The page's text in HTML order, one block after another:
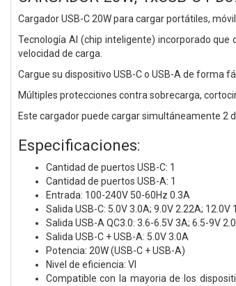
Cargador USB-C 20W para cargar portátiles,
Tecnología AI (chip inteligente) incorporado
velocidad de carga.
Cargue su dispositivo USB-C o USB-A de forma
Múltiples protecciones contra sobrecarga,
Este cargador puede cargar simultáneamente 2
Especificaciones:
Cantidad de puertos USB-C: 1
Cantidad de puertos USB-A: 1
Entrada: 100-240V 50-60Hz 0.3A
Salida USB-C: 5.0V 3.0A; 9.0V 2.22A; 12.0V
Salida USB-A QC3.0: 3.6-6.5V 3A; 6.5-9V
Salida USB-C + USB-A: 5.0V 3.0A
Potencia: 20W (USB-C + USB-A)
Nivel de eficiencia: VI
Compatible con la mayoria de los